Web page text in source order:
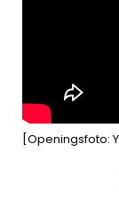
[Openingsfoto: